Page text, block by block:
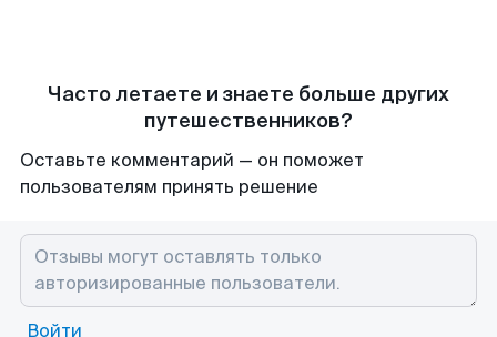
Часто летаете и знаете больше других
путешественников?
Оставьте комментарий — он поможет
пользователям принять решение
Войти